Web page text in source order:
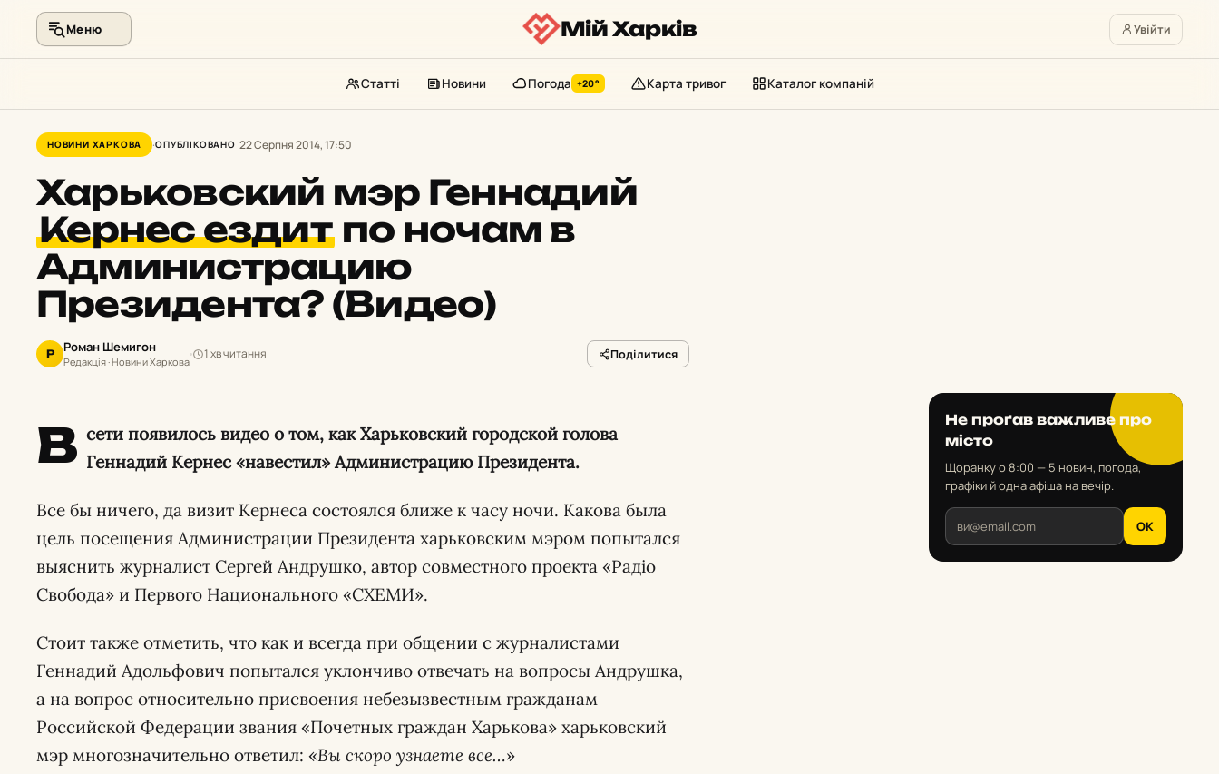
контенту
Меню Мій Харків Увійти
Статті Новини Погода +20° Карта тривог Каталог компаній
НОВИНИ ХАРКОВА ОПУБЛІКОВАНО 22 Серпня 2014, 17:50
Харьковский мэр Геннадий
Кернес ездитпо ночам в
Администрацию
Президента? (Видео)
Р Роман Шемигон
Редакція · Новини Харкова
1 хв читання Поділитися
В сети появилось видео о том, как Харьковский городской голова
Геннадий Кернес «навестил» Администрацию Президента.
Все бы ничего, да визит Кернеса состоялся ближе к часу ночи. Какова была
цель посещения Администрации Президента харьковским мэром попытался
выяснить журналист Сергей Андрушко, автор совместного проекта «Радіо
Свобода» и Первого Национального «СХЕМИ».
Стоит также отметить, что как и всегда при общении с журналистами
Геннадий Адольфович попытался уклончиво отвечать на вопросы Андрушка,
а на вопрос относительно присвоения небезызвестным гражданам
Российской Федерации звания «Почетных граждан Харькова» харьковский
мэр многозначительно ответил: «Вы скоро узнаете все…»
Не проґав важливе про
місто
Щоранку о 8:00 — 5 новин, погода,
графіки й одна афіша на вечір.
OK